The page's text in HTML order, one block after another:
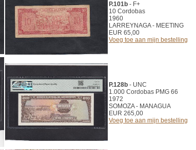
P.101b - F+
10 Cordobas
1960
LARREYNAGA - MEETING
EUR 65,00
Voeg toe aan mijn bestelling
P.128b - UNC
1.000 Cordobas PMG 66
1972
SOMOZA - MANAGUA
EUR 265,00
Voeg toe aan mijn bestelling